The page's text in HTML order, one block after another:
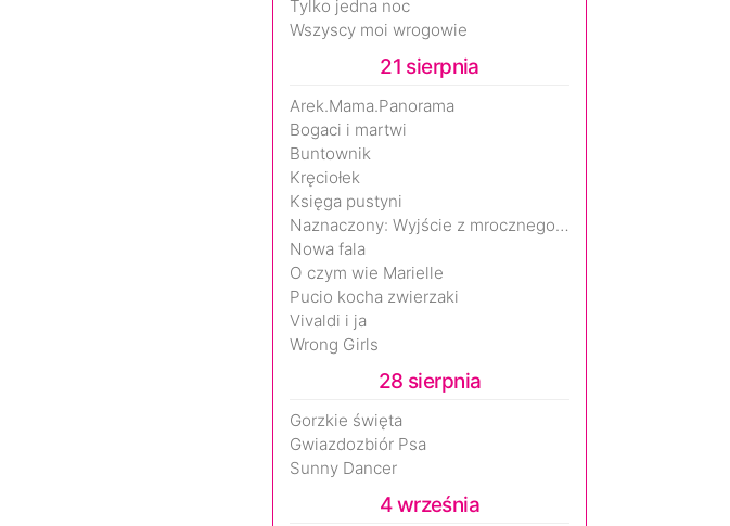
Tylko jedna noc
Wszyscy moi wrogowie
21 sierpnia
Arek.Mama.Panorama
Bogaci i martwi
Buntownik
Kręciołek
Księga pustyni
Naznaczony: Wyjście z mrocznego wymiaru
Nowa fala
O czym wie Marielle
Pucio kocha zwierzaki
Vivaldi i ja
Wrong Girls
28 sierpnia
Gorzkie święta
Gwiazdozbiór Psa
Sunny Dancer
4 września